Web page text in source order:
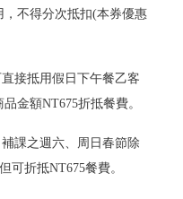
不得分次抵扣(本券優惠
接抵用假日下午餐乙客
金額NT675折抵餐費。
課之週六、周日春節除
可折抵NT675餐費。